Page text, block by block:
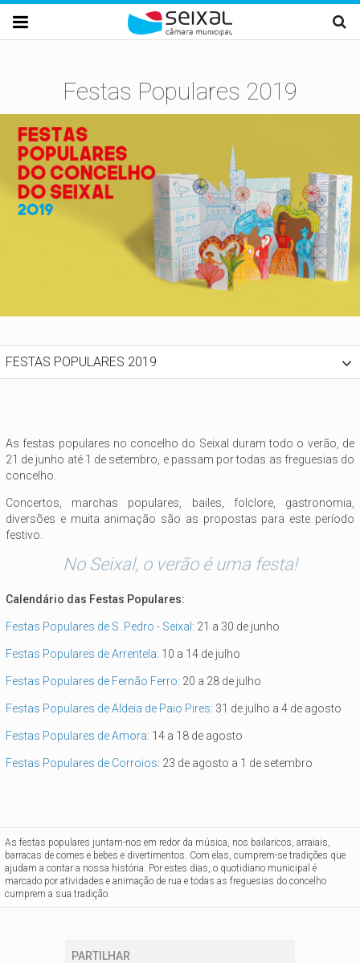
Passar para o conteúdo principal

Festas Populares 2019
FESTAS POPULARES 2019
As festas populares no concelho do Seixal duram todo o verão, de
21 de junho até 1 de setembro, e passam por todas as freguesias do
concelho.
Concertos, marchas populares, bailes, folclore, gastronomia,
diversões e muita animação são as propostas para este período
festivo.
No Seixal, o verão é uma festa!
Calendário das Festas Populares:
Festas Populares de S. Pedro - Seixal : 21 a 30 de junho
Festas Populares de Arrentela: 10 a 14 de julho
Festas Populares de Fernão Ferro: 20 a 28 de julho
Festas Populares de Aldeia de Paio Pires: 31 de julho a 4 de agosto
Festas Populares de Amora: 14 a 18 de agosto
Festas Populares de Corroios: 23 de agosto a 1 de setembro
As festas populares juntam-nos em redor da música, nos bailaricos, arraiais,
barracas de comes e bebes e divertimentos. Com elas, cumprem-se tradições que
ajudam a contar a nossa história. Por estes dias, o quotidiano municipal é
marcado por atividades e animação de rua e todas as freguesias do concelho
cumprem a sua tradição.
PARTILHAR